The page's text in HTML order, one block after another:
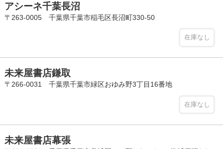
アシーネ千葉長沼
〒263-0005 千葉県千葉市稲毛区長沼町330-50
在庫なし
未来屋書店鎌取
〒266-0031 千葉県千葉市緑区おゆみ野3丁目16番地
在庫なし
未来屋書店幕張